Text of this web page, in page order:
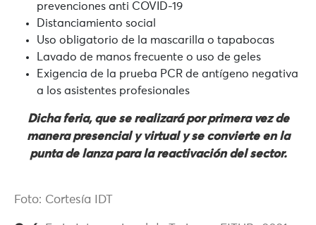
prevenciones anti COVID-19
Distanciamiento social
Uso obligatorio de la mascarilla o tapabocas
Lavado de manos frecuente o uso de geles
Exigencia de la prueba PCR de antígeno negativa
a los asistentes profesionales
Dicha feria, que se realizará por primera vez de
manera presencial y virtual y se convierte en la
punta de lanza para la reactivación del sector.
Foto: Cortesía IDT